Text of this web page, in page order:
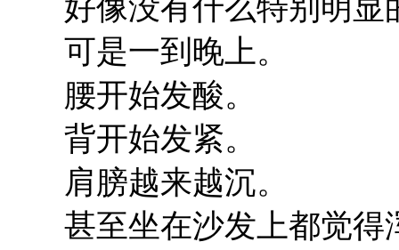
好像没有什么特别明显
可是一到晚上。
腰开始发酸。
背开始发紧。
肩膀越来越沉。
甚至坐在沙发上都觉得